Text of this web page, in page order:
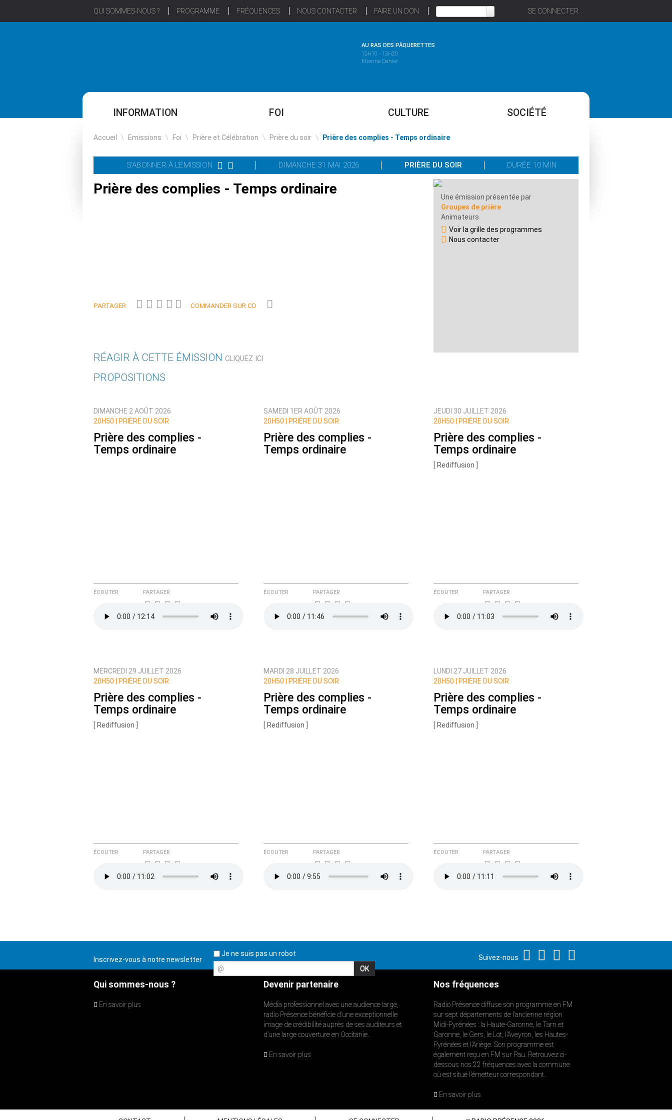
QUI SOMMES-NOUS ? PROGRAMME FRÉQUENCES NOUS CONTACTER FAIRE UN DON SE CONNECTER
AU RAS DES PÂQUERETTES
13H10 - 13H20
Etienne Dahler
INFORMATION FOI CULTURE SOCIÉTÉ
Accueil \ Emissions \ Foi \ Prière et Célébration \ Prière du soir \ Prière des complies - Temps ordinaire
S'ABONNER À L'ÉMISSION DIMANCHE 31 MAI 2026 PRIÈRE DU SOIR DURÉE 10 MIN
Prière des complies - Temps ordinaire
PARTAGER COMMANDER SUR CD
Une émission présentée par
Groupes de prière
Animateurs
Voir la grille des programmes
Nous contacter
RÉAGIR À CETTE ÉMISSION CLIQUEZ ICI
Nom
Courriel (non publié)
Prévenez-moi de tous les nouveaux commentaires de cette discussion par email
PROPOSITIONS
DIMANCHE 2 AOÛT 2026
20H50 |
PRIÈRE DU SOIR
Prière des complies -
Temps ordinaire
ÉCOUTER PARTAGER
SAMEDI 1ER AOÛT 2026
20H50 |
PRIÈRE DU SOIR
Prière des complies -
Temps ordinaire
ÉCOUTER PARTAGER
JEUDI 30 JUILLET 2026
20H50 |
PRIÈRE DU SOIR
Prière des complies -
Temps ordinaire
[ Rediffusion ]
ÉCOUTER PARTAGER
MERCREDI 29 JUILLET 2026
20H50 |
PRIÈRE DU SOIR
Prière des complies -
Temps ordinaire
[ Rediffusion ]
ÉCOUTER PARTAGER
MARDI 28 JUILLET 2026
20H50 |
PRIÈRE DU SOIR
Prière des complies -
Temps ordinaire
[ Rediffusion ]
ÉCOUTER PARTAGER
LUNDI 27 JUILLET 2026
20H50 |
PRIÈRE DU SOIR
Prière des complies -
Temps ordinaire
[ Rediffusion ]
ÉCOUTER PARTAGER
Inscrivez-vous à notre newsletter
Je ne suis pas un robot
@
Suivez-nous
Qui sommes-nous ?
En savoir plus
Devenir partenaire
Média professionnel avec une audience large,
radio Présence bénéficie d’une exceptionnelle
image de crédibilité auprès de ses auditeurs et
d’une large couverture en Occitanie.
En savoir plus
Nos fréquences
Radio Présence diffuse son programme en FM
sur sept départements de l’ancienne région
Midi-Pyrénées : la Haute-Garonne, le Tarn et
Garonne, le Gers, le Lot, l’Aveyron, les Hautes-
Pyrénées et l’Ariège. Son programme est
également reçu en FM sur Pau. Retrouvez ci-
dessous nos 22 fréquences avec la commune
où est situé l’émetteur correspondant.
En savoir plus